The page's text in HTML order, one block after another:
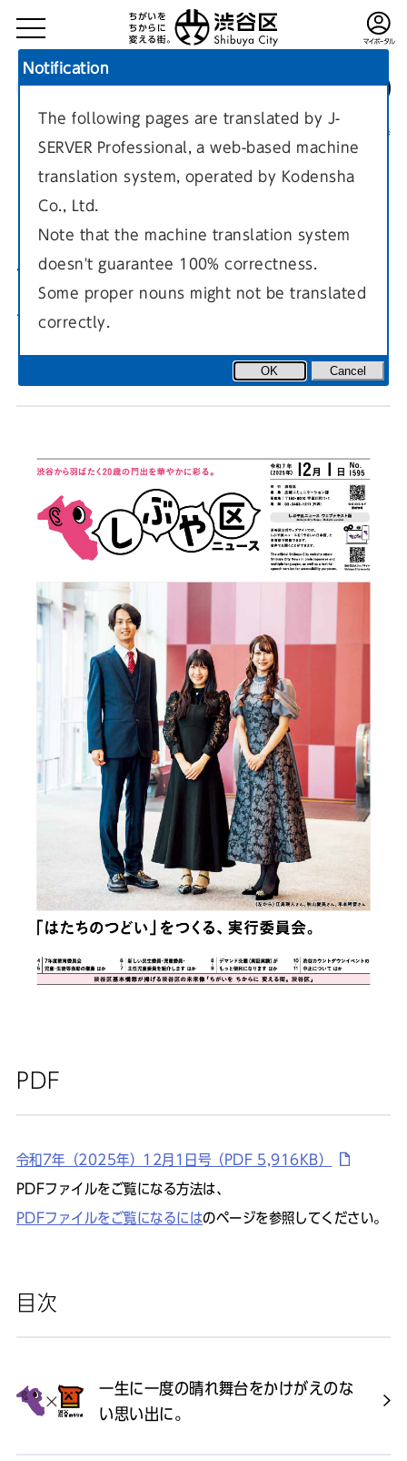
現在のページ
令和7年（2025年）12月1日
号
「はたちのつどい」をつくる、実行委員会。
PDF
令和7年（2025年）12月1日号（PDF 5,916KB）
PDFファイルをご覧になる方法は、
PDFファイルをご覧になるにはのページを参照してください。
目次
一生に一度の晴れ舞台をかけがえのな
い思い出に。
Notification
The following pages are translated by J-
SERVER Professional, a web-based machine
translation system, operated by Kodensha
Co., Ltd.
Note that the machine translation system
doesn't guarantee 100% correctness.
Some proper nouns might not be translated
correctly.
OK Cancel